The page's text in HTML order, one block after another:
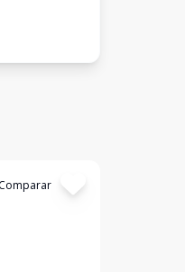
Comparar